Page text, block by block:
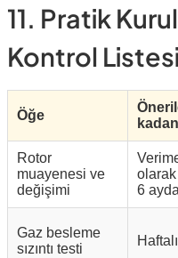
11. Pratik
Kontrol Listesi
Öğe
Rotor
muayenesi ve
değişimi
6
Gaz besleme
sızıntı testi